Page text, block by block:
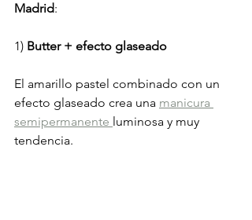
Madrid:
1) Butter + efecto glaseado
El amarillo pastel combinado con un
efecto glaseado crea una manicura
semipermanente luminosa y muy
tendencia.